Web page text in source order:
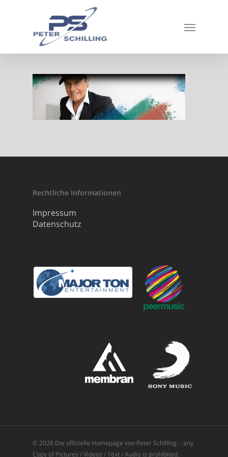
Rechtliche Informationen
Impressum
Datenschutz
© 2026 Die offizielle Homepage von Peter Schilling. - any
Copy of Pictures / Videos / Text / Audio is prohibited.